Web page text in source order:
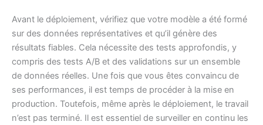
Avant le déploiement, vérifiez que votre modèle a été formé
sur des données représentatives et qu’il génère des
résultats fiables. Cela nécessite des tests approfondis, y
compris des tests A/B et des validations sur un ensemble
de données réelles. Une fois que vous êtes convaincu de
ses performances, il est temps de procéder à la mise en
production. Toutefois, même après le déploiement, le travail
n’est pas terminé. Il est essentiel de surveiller en continu les